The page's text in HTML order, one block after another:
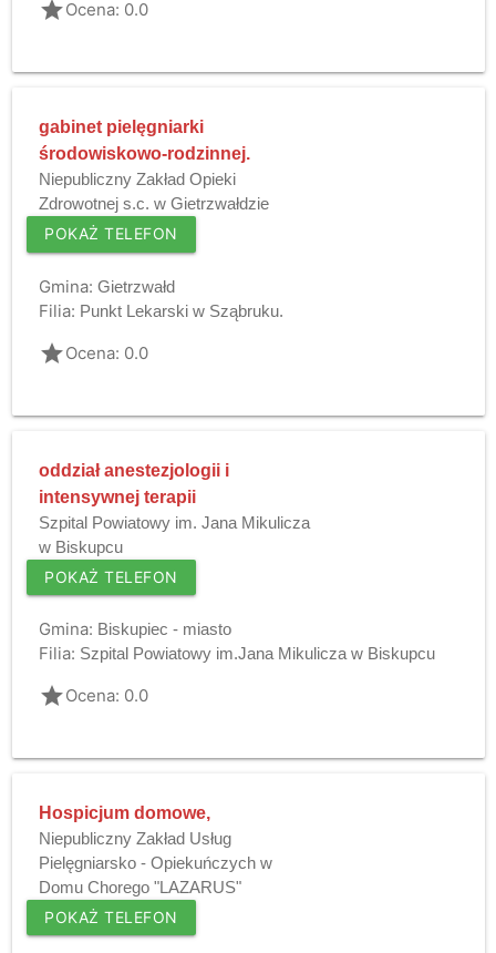
gradeOcena: 0.0
gabinet pielęgniarki
środowiskowo-rodzinnej.
Niepubliczny Zakład Opieki
Zdrowotnej s.c. w Gietrzwałdzie
POKAŻ TELEFON
Gmina: Gietrzwałd
Filia: Punkt Lekarski w Sząbruku.
gradeOcena: 0.0
oddział anestezjologii i
intensywnej terapii
Szpital Powiatowy im. Jana Mikulicza
w Biskupcu
POKAŻ TELEFON
Gmina: Biskupiec - miasto
Filia: Szpital Powiatowy im.Jana Mikulicza w Biskupcu
gradeOcena: 0.0
Hospicjum domowe,
Niepubliczny Zakład Usług
Pielęgniarsko - Opiekuńczych w
Domu Chorego "LAZARUS"
POKAŻ TELEFON